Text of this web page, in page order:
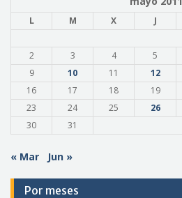
L M X J
2
3 4 5
9
10 11 12
16
17 18 19
23
24 25 26
30
31
« Mar Jun »
Por meses